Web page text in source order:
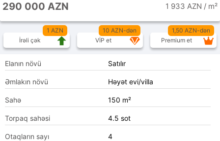
290 000 AZN 1 933 AZN / m²
1 AZN
İrəli çək
10 AZN-dən
VİP et
1,50 AZN-dən
Premium et
Elanın növü Satılır
Əmlakın növü Həyət evi/villa
Sahə 150 m²
Torpaq sahəsi 4.5 sot
Otaqların sayı 4